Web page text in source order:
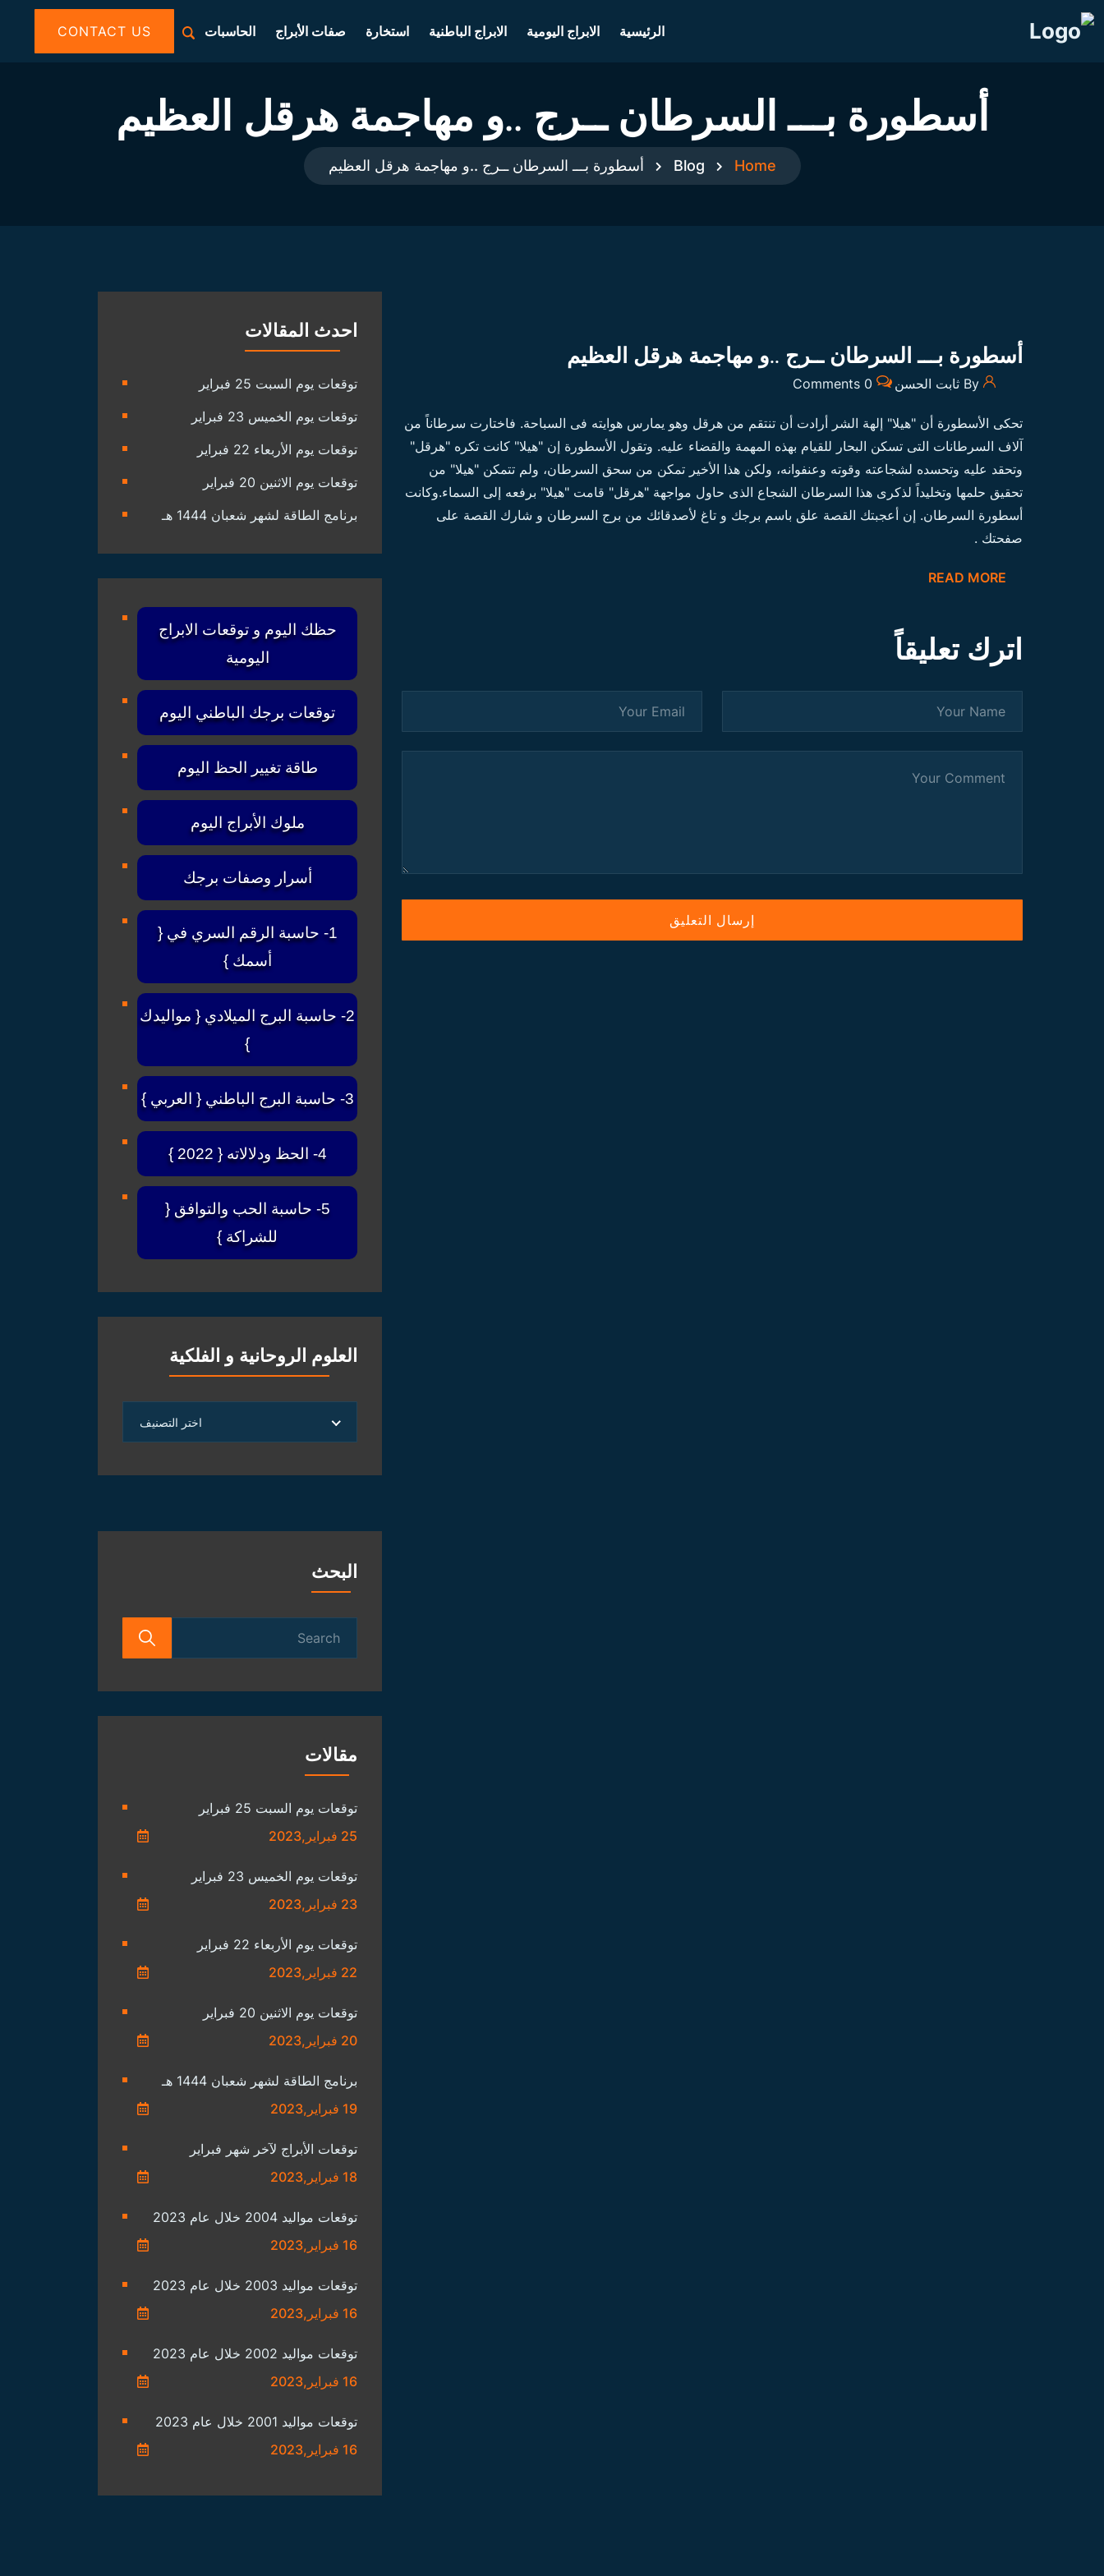
الرئيسية الابراج اليومية الابراج الباطنية استخارة صفات الأبراج الحاسبات CONTACT US
أسطورة بـــ السرطان ــرج ..و مهاجمة هرقل العظيم
Home
Blog أسطورة بـــ السرطان ــرج ..و مهاجمة هرقل العظيم
أسطورة بـــ السرطان ــرج ..و مهاجمة هرقل العظيم
0 Comments
تحكى الأسطورة أن "هيلا" إلهة الشر أرادت أن تنتقم من هرقل وهو يمارس هوايته فى السباحة. فاختارت سرطاناً من
آلاف السرطانات التى تسكن البحار للقيام بهذه المهمة والقضاء عليه. وتقول الأسطورة إن "هيلا" كانت تكره "هرقل"
وتحقد عليه وتحسده لشجاعته وقوته وعنفوانه، ولكن هذا الأخير تمكن من سحق السرطان، ولم تتمكن "هيلا" من
تحقيق حلمها وتخليداً لذكرى هذا السرطان الشجاع الذى حاول مواجهة "هرقل" قامت "هيلا" برفعه إلى السماء.وكانت
أسطورة السرطان. إن أعجبتك القصة علق باسم برجك و تاغ لأصدقائك من برج السرطان و شارك القصة على
صفحتك .
READ MORE
اترك تعليقاً
احدث المقالات
توقعات يوم السبت 25 فبراير
توقعات يوم الخميس 23 فبراير
توقعات يوم الأربعاء 22 فبراير
توقعات يوم الاثنين 20 فبراير
برنامج الطاقة لشهر شعبان 1444 هـ
حظك اليوم و توقعات الابراج
اليومية
توقعات برجك الباطني اليوم
طاقة تغيير الحظ اليوم
ملوك الأبراج اليوم
أسرار وصفات برجك
1- حاسبة الرقم السري في {
أسمك }
2- حاسبة البرج الميلادي { مواليدك
}
3- حاسبة البرج الباطني { العربي }
4- الحظ ودلالاته { 2022 }
5- حاسبة الحب والتوافق {
للشراكة }
العلوم الروحانية و الفلكية
الروحانية
الفلكية
اختر التصنيف
البحث
مقالات
توقعات يوم السبت 25 فبراير
25 فبراير,2023
توقعات يوم الخميس 23 فبراير
23 فبراير,2023
توقعات يوم الأربعاء 22 فبراير
22 فبراير,2023
توقعات يوم الاثنين 20 فبراير
20 فبراير,2023
برنامج الطاقة لشهر شعبان 1444 هـ
19 فبراير,2023
توقعات الأبراج لآخر شهر فبراير
18 فبراير,2023
توقعات مواليد 2004 خلال عام 2023
16 فبراير,2023
توقعات مواليد 2003 خلال عام 2023
16 فبراير,2023
توقعات مواليد 2002 خلال عام 2023
16 فبراير,2023
توقعات مواليد 2001 خلال عام 2023
16 فبراير,2023